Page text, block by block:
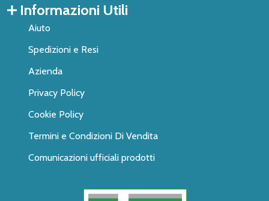
Informazioni Utili
Aiuto
Spedizioni e Resi
Azienda
Privacy Policy
Cookie Policy
Termini e Condizioni Di Vendita
Comunicazioni ufficiali prodotti